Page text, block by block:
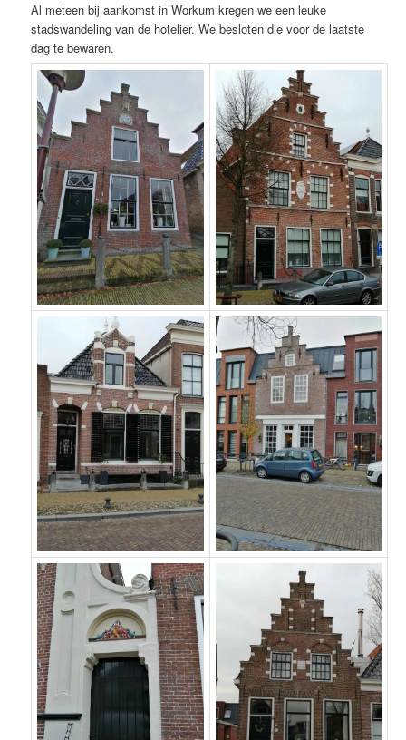
Al meteen bij aankomst in Workum kregen we een leuke
stadswandeling van de hotelier. We besloten die voor de laatste
dag te bewaren.